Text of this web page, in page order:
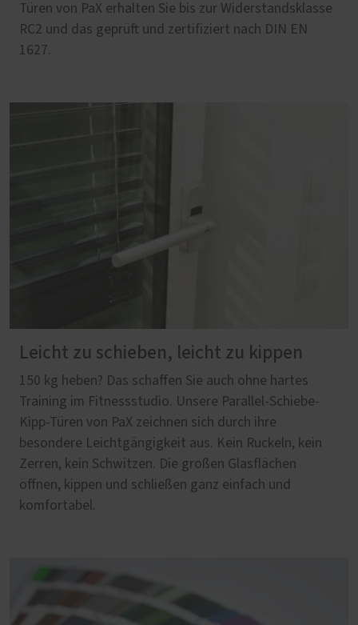
Türen von PaX erhalten Sie bis zur Widerstandsklasse
RC2 und das geprüft und zertifiziert nach DIN EN
1627.
Leicht zu schieben, leicht zu kippen
150 kg heben? Das schaffen Sie auch ohne hartes
Training im Fitnessstudio. Unsere Parallel-Schiebe-
Kipp-Türen von PaX zeichnen sich durch ihre
besondere Leichtgängigkeit aus. Kein Ruckeln, kein
Zerren, kein Schwitzen. Die großen Glasflächen
öffnen, kippen und schließen ganz einfach und
komfortabel.